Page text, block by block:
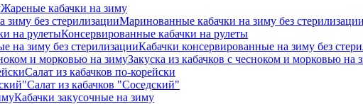
Жареные кабачки на зиму
Маринованные кабачки на зиму без стерилизации
Консервированные кабачки на рулеты
Кабачки консервированные на зиму без
Закуска из кабачков с чесноком и морковью на
Салат из кабачков по-корейски
Салат из кабачков "Соседский"
Кабачки закусочные на зиму